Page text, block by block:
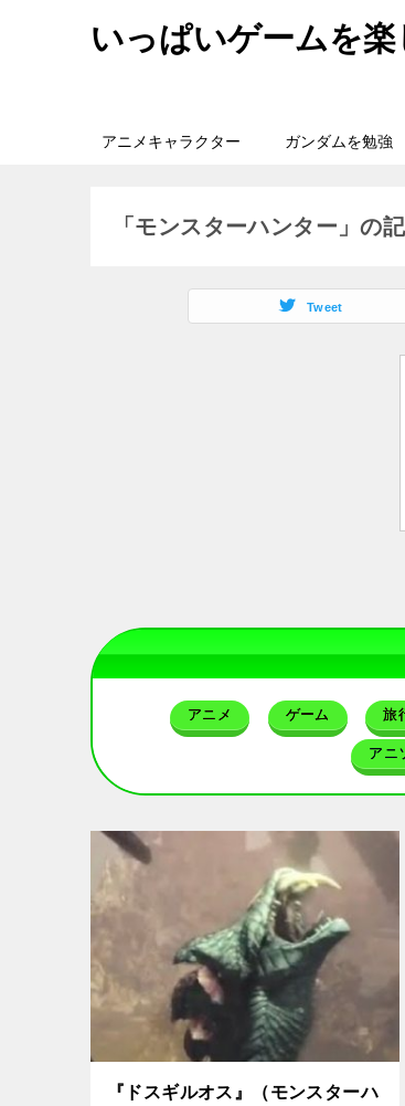
いっぱいゲームを楽
アニメキャラクター ガンダムを勉強
「モンスターハンター」の
Tweet
アニメ ゲーム 旅
アニ
『ドスギルオス』（モンスターハ